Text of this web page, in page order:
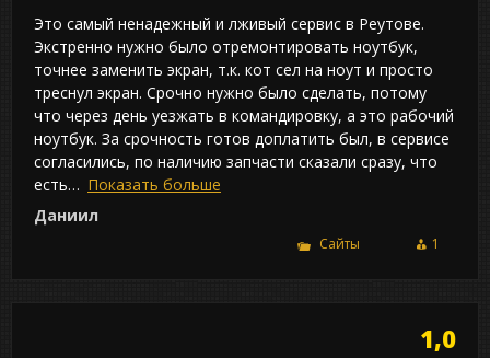
Это самый ненадежный и лживый сервис в Реутове.
Экстренно нужно было отремонтировать ноутбук,
точнее заменить экран, т.к. кот сел на ноут и просто
треснул экран. Срочно нужно было сделать, потому
что через день уезжать в командировку, а это рабочий
ноутбук. За срочность готов доплатить был, в сервисе
согласились, по наличию запчасти сказали сразу, что
есть
Показать больше
Даниил
Сайты 1
1,0